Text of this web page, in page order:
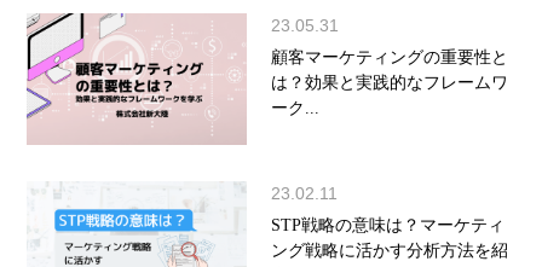
23.05.31
顧客マーケティングの重要性と
は？効果と実践的なフレームワ
ーク...
23.02.11
STP戦略の意味は？マーケティ
ング戦略に活かす分析方法を紹